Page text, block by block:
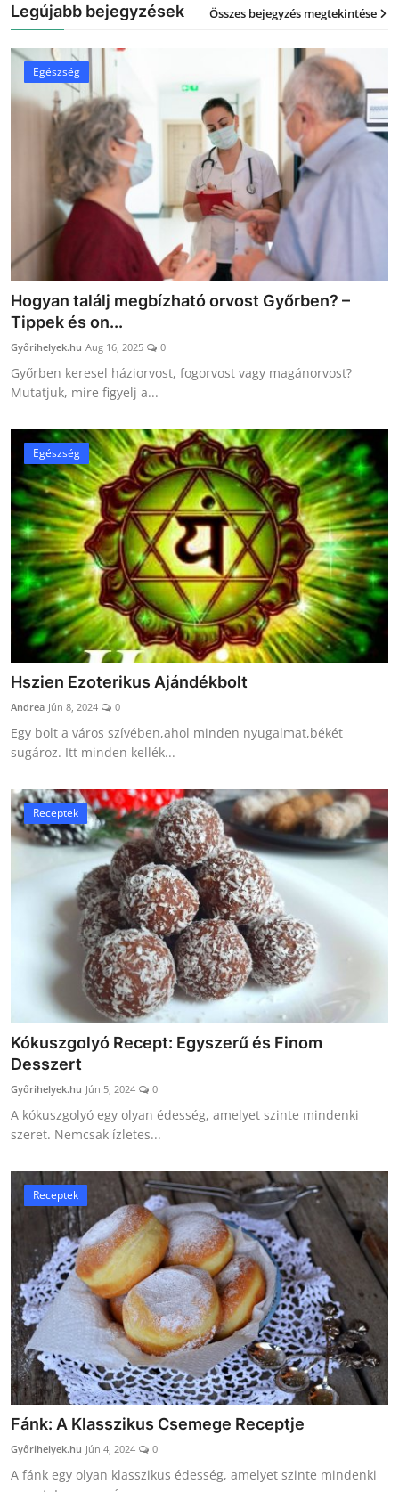
Legújabb bejegyzések Összes bejegyzés megtekintése
Egészség
Hogyan találj megbízható orvost Győrben? –
Tippek és on...
Győrihelyek.hu Aug 16, 2025 0
Győrben keresel háziorvost, fogorvost vagy magánorvost?
Mutatjuk, mire figyelj a...
Egészség
Hszien Ezoterikus Ajándékbolt
Andrea Jún 8, 2024 0
Egy bolt a város szívében,ahol minden nyugalmat,békét
sugároz. Itt minden kellék...
Receptek
Kókuszgolyó Recept: Egyszerű és Finom
Desszert
Győrihelyek.hu Jún 5, 2024 0
A kókuszgolyó egy olyan édesség, amelyet szinte mindenki
szeret. Nemcsak ízletes...
Receptek
Fánk: A Klasszikus Csemege Receptje
Győrihelyek.hu Jún 4, 2024 0
A fánk egy olyan klasszikus édesség, amelyet szinte mindenki
12